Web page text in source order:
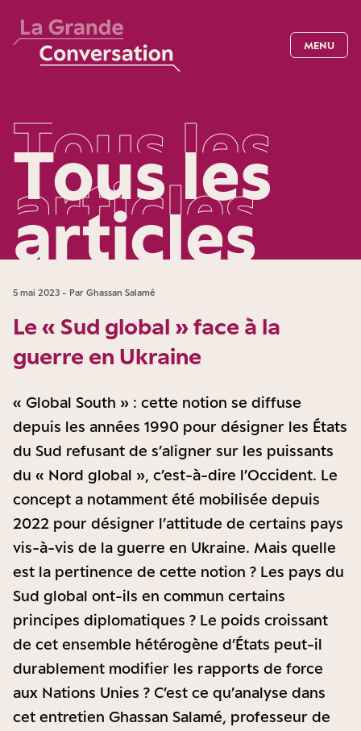
MENU
Tous les
articles
Tous les
articles
5 mai 2023 - Par Ghassan Salamé
Le « Sud global » face à la
guerre en Ukraine
« Global South » : cette notion se diffuse
depuis les années 1990 pour désigner les États
du Sud refusant de s’aligner sur les puissants
du « Nord global », c’est-à-dire l’Occident. Le
concept a notamment été mobilisée depuis
2022 pour désigner l’attitude de certains pays
vis-à-vis de la guerre en Ukraine. Mais quelle
est la pertinence de cette notion ? Les pays du
Sud global ont-ils en commun certains
principes diplomatiques ? Le poids croissant
de cet ensemble hétérogène d’États peut-il
durablement modifier les rapports de force
aux Nations Unies ? C’est ce qu’analyse dans
cet entretien Ghassan Salamé, professeur de